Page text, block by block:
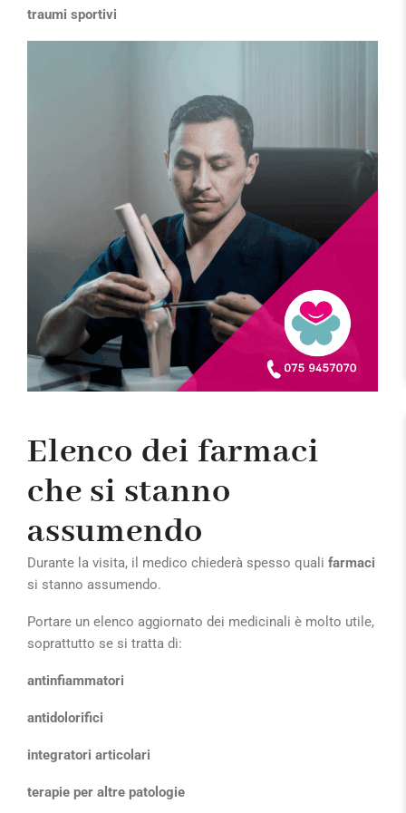
traumi sportivi
Elenco dei farmaci
che si stanno
assumendo
Durante la visita, il medico chiederà spesso quali farmaci
si stanno assumendo.
Portare un elenco aggiornato dei medicinali è molto utile,
soprattutto se si tratta di:
antinfiammatori
antidolorifici
integratori articolari
terapie per altre patologie